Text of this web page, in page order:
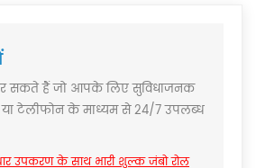
सकते हैं जो आपके लिए सुविधाजनक
टेलीफोन के माध्यम से 24/7 उपलब्ध
उपकरण के साथ भारी शुल्क जंबो रोल